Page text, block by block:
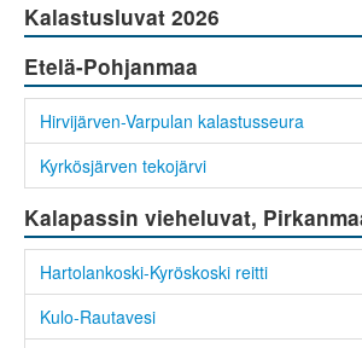
Kalastusluvat 2026
Etelä-Pohjanmaa
Hirvijärven-Varpulan kalastusseura
Kyrkösjärven tekojärvi
Kalapassin vieheluvat,
Hartolankoski-Kyröskoski reitti
Kulo-Rautavesi